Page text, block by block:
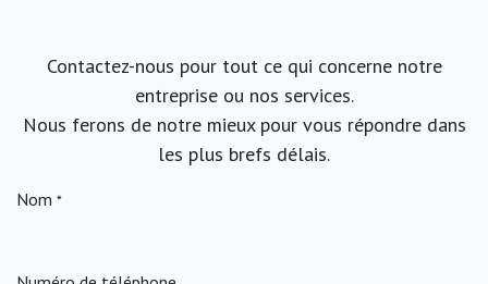
Contactez-nous pour tout ce qui concerne notre
entreprise ou nos services.
Nous ferons de notre mieux pour vous répondre dans
les plus brefs délais.
Nom *